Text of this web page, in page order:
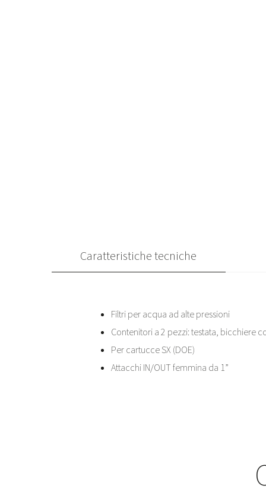
Caratteristiche tecniche
Filtri per acqua ad alte pressioni
Contenitori a 2 pezzi: testata, bicchiere
Per cartucce SX (DOE)
Attacchi IN/OUT femmina da 1”